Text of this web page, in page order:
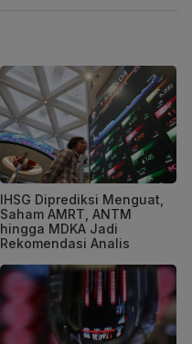
IHSG Diprediksi Menguat,
Saham AMRT, ANTM
hingga MDKA Jadi
Rekomendasi Analis